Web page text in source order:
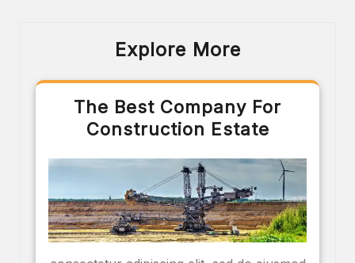
Explore More
The Best Company For
Construction Estate